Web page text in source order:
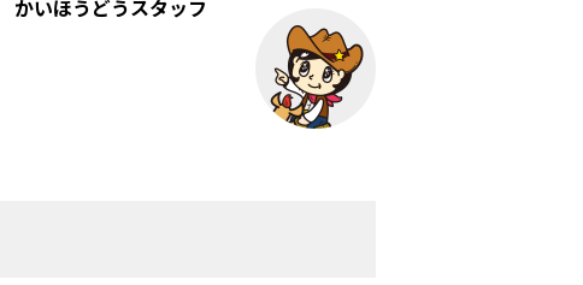
かいほうどうスタッフ